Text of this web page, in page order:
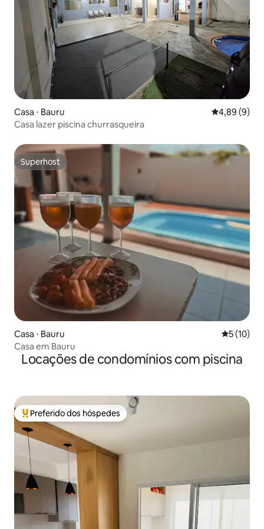
Casa ⋅ Bauru 4,89 de uma
4,89 (9)
Casa lazer piscina churrasqueira
Superhost
Superhost
Casa ⋅ Bauru 5 de uma
5 (10)
Casa em Bauru
Locações de condomínios com piscina
Entre os melhores preferidos dos hóspedes
Preferido dos hóspedes